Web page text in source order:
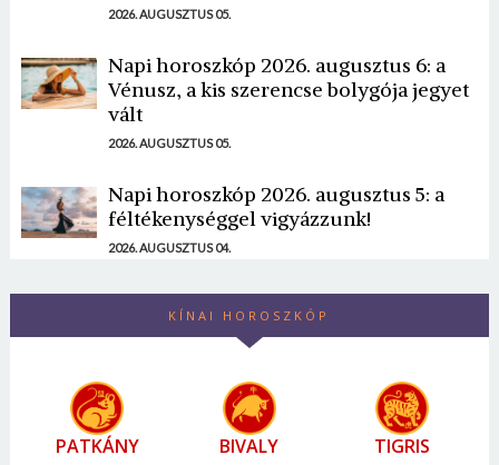
2026. AUGUSZTUS 05.
Napi horoszkóp 2026. augusztus 6: a
Vénusz, a kis szerencse bolygója jegyet
vált
2026. AUGUSZTUS 05.
Napi horoszkóp 2026. augusztus 5: a
féltékenységgel vigyázzunk!
2026. AUGUSZTUS 04.
KÍNAI HOROSZKÓP
PATKÁNY BIVALY TIGRIS